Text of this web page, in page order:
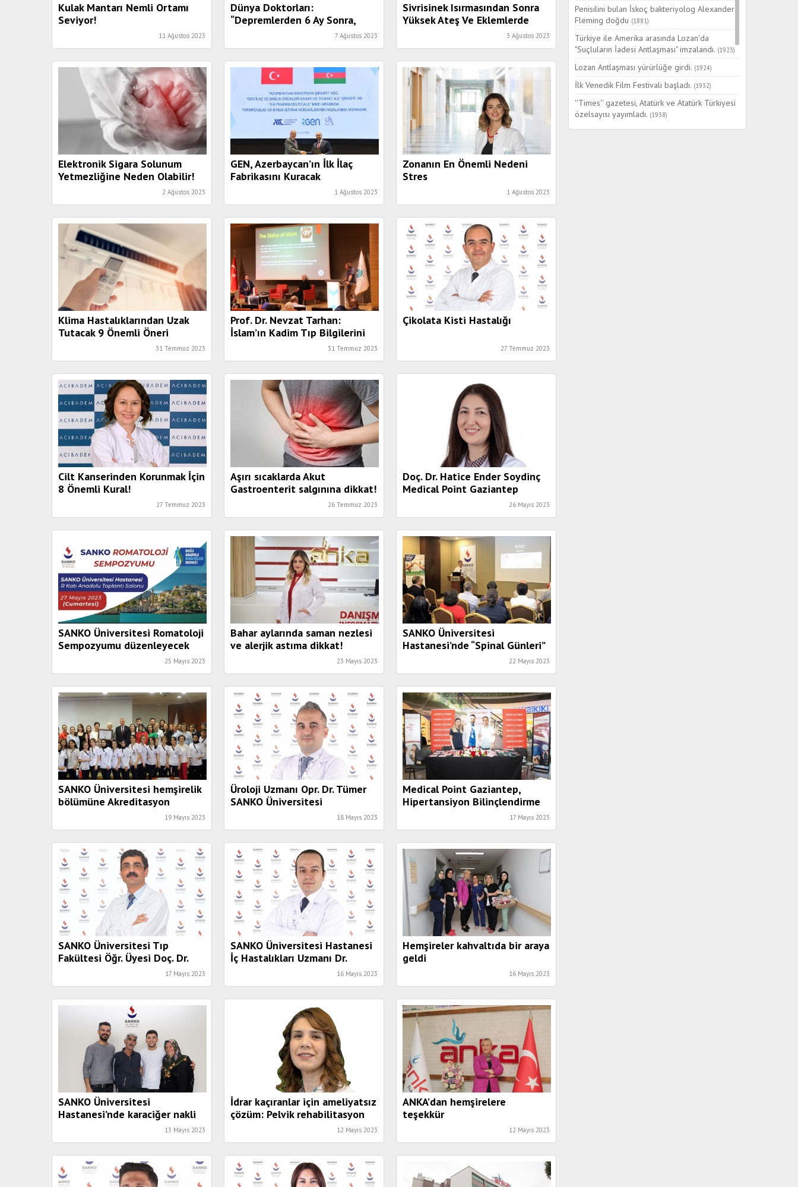
Kulak Mantarı Nemli Ortamı
Seviyor!
11 Ağustos 2023
Dünya Doktorları:
“Depremlerden 6 Ay Sonra,
Salgın Hastalık Riski Halkın
Sağlığını Tehdit Ediyor”
7 Ağustos 2023
Sivrisinek Isırmasından Sonra
Yüksek Ateş Ve Eklemlerde
Doktorunuza Danışın
3 Ağustos 2023
Elektronik Sigara Solunum
Yetmezliğine Neden Olabilir!
2 Ağustos 2023
GEN, Azerbaycan’ın İlk İlaç
Fabrikasını Kuracak
1 Ağustos 2023
Zonanın En Önemli Nedeni
Stres
1 Ağustos 2023
Klima Hastalıklarından Uzak
Tutacak 9 Önemli Öneri
31 Temmuz 2023
Prof. Dr. Nevzat Tarhan:
İslam’ın Kadim Tıp Bilgilerini
Tüm Dünyaya Taşımalıyız31 Temmuz 2023
Çikolata Kisti Hastalığı
27 Temmuz 2023
Cilt Kanserinden Korunmak İçin
8 Önemli Kural!
27 Temmuz 2023
Aşırı sıcaklarda Akut
Gastroenterit salgınına dikkat!
26 Temmuz 2023
Doç. Dr. Hatice Ender Soydinç
Medical Point Gaziantep
26 Mayıs 2023
SANKO Üniversitesi Romatoloji
Sempozyumu düzenleyecek
25 Mayıs 2023
Bahar aylarında saman nezlesi
ve alerjik astıma dikkat!
23 Mayıs 2023
SANKO Üniversitesi
Hastanesi’nde “Spinal Günleri”
22 Mayıs 2023
SANKO Üniversitesi hemşirelik
bölümüne Akreditasyon
19 Mayıs 2023
Üroloji Uzmanı Opr. Dr. Tümer
SANKO Üniversitesi
18 Mayıs 2023
Medical Point Gaziantep,
Hipertansiyon Bilinçlendirme
17 Mayıs 2023
SANKO Üniversitesi Tıp
Fakültesi Öğr. Üyesi Doç. Dr.
Serçelik: “En önemli sağlık
sorunlarından biridir”
17 Mayıs 2023
SANKO Üniversitesi Hastanesi
İç Hastalıkları Uzmanı Dr.
Yıldırım: “Biyolojik saat, yaşamı
yakalamamıza olanak sağlar”
16 Mayıs 2023
Hemşireler kahvaltıda bir araya
geldi
16 Mayıs 2023
SANKO Üniversitesi
Hastanesi’nde karaciğer nakli
13 Mayıs 2023
İdrar kaçıranlar için ameliyatsız
çözüm: Pelvik rehabilitasyon
12 Mayıs 2023
ANKA’dan hemşirelere
teşekkür
12 Mayıs 2023
Penisilini bulan İskoç bakteriyolog Alexander
Fleming doğdu (1881)
Türkiye ile Amerika arasında Lozan'da
"Suçluların İadesi Antlaşması" imzalandı. (1923)
Lozan Antlaşması yürürlüğe girdi. (1924)
İlk Venedik Film Festivali başladı. (1932)
''Times'' gazetesi, Atatürk ve Atatürk Türkiyesi
özelsayısı yayımladı. (1938)
ABD İlk atom bombasını Japonya'nın Hiroşima